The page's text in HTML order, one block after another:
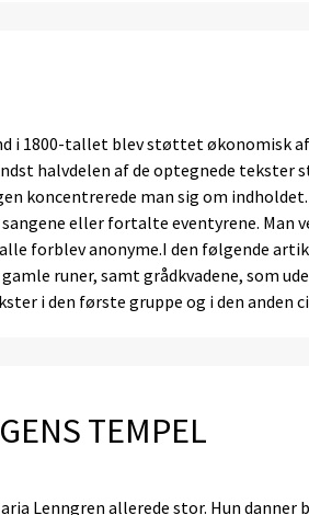
i 1800-tallet blev støttet økonomisk
halvdelen af de optegnede tekster
koncentrerede man sig om
eller fortalte eventyrene. Man
forblev anonyme.I den følgende
runer, samt grådkvadene, som
i den første gruppe og i den anden
TEMPEL
Lenngren allerede stor. Hun danner